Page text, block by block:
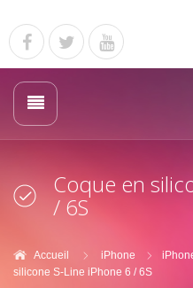
Coque en
/ 6S
Accueil iPhone
silicone S-Line iPhone 6 / 6S